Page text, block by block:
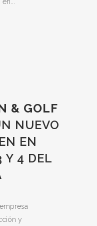
& GOLF
NUEVO
EN
Y 4 DEL
y